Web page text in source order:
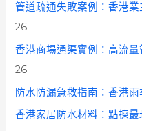
管道疏通失敗案例：香港
26
香港商場通渠實例：高流
26
防水防漏急救指南：香港雨
香港家居防水材料：點揀最